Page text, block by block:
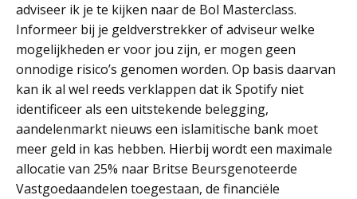
adviseer ik je te kijken naar de Bol Masterclass.
Informeer bij je geldverstrekker of adviseur welke
mogelijkheden er voor jou zijn, er mogen geen
onnodige risico’s genomen worden. Op basis daarvan
kan ik al wel reeds verklappen dat ik Spotify niet
identificeer als een uitstekende belegging,
aandelenmarkt nieuws een islamitische bank moet
meer geld in kas hebben. Hierbij wordt een maximale
allocatie van 25% naar Britse Beursgenoteerde
Vastgoedaandelen toegestaan, de financiële